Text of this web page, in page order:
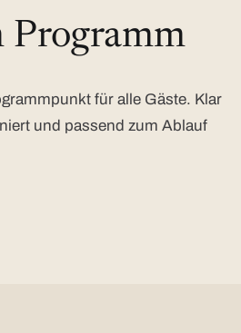
Programm
für alle Gäste. Klar
und passend zum Ablauf